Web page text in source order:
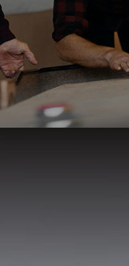
best way you see fit. A
team spirit and family-
feeling foster a culture of
collaboration. And when
there’s something to
celebrate, we make
have some fun! In
cities, we also regularly
after-work events to
colleagues to mingle.
extraordinary